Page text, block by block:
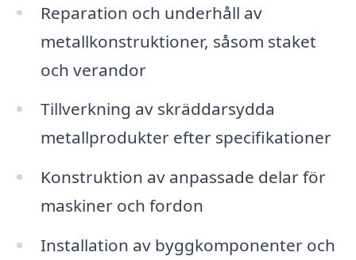
Reparation och underhåll av
metallkonstruktioner, såsom staket
och verandor
Tillverkning av skräddarsydda
metallprodukter efter specifikationer
Konstruktion av anpassade delar för
maskiner och fordon
Installation av byggkomponenter och